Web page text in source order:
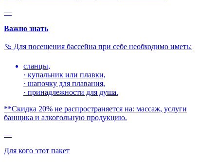
—
Важно знать
🩴 Для посещения бассейна при себе необходимо иметь:
сланцы,
· купальник или плавки,
· шапочку для плавания,
· принадлежности для душа.
**Скидка 20% не распространяется на: массаж, услуги
банщика и алкогольную продукцию.
—
Для кого этот пакет